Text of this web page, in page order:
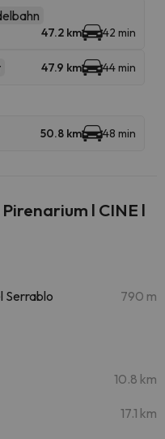
47.2 km 42 min
47.9 km 44 min
50.8 km 48 min
l CINE l
Serrablo 790 m
10.8 km
17.1 km